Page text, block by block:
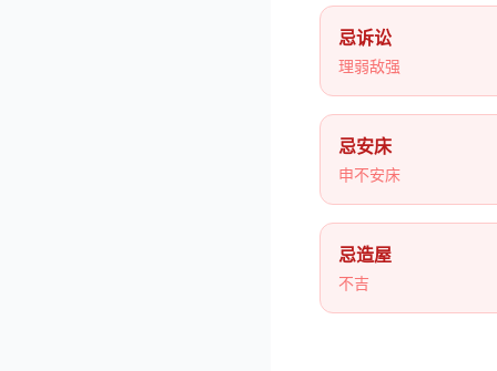
忌诉讼
理弱敌强
忌安床
申不安床
忌造屋
不吉